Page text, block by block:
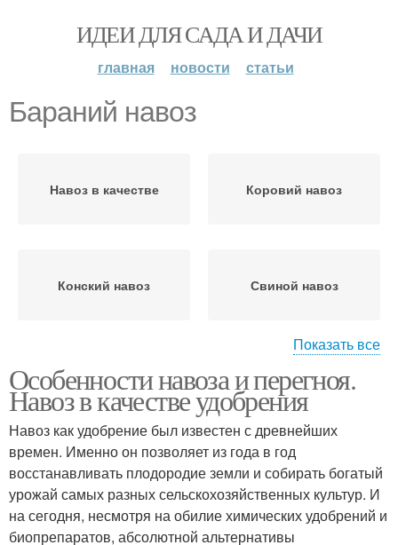
ИДЕИ ДЛЯ САДА И ДАЧИ
главная новости статьи
Бараний навоз
Навоз в качестве Коровий навоз
Конский навоз Свиной навоз
Овечий навоз Навоз для агрокультур
Кроликовый навоз Козий навоз
Показать все
Особенности навоза и перегноя.
Навоз в качестве удобрения
Навоз как удобрение был известен с древнейших
времен. Именно он позволяет из года в год
восстанавливать плодородие земли и собирать богатый
урожай самых разных сельскохозяйственных культур. И
на сегодня, несмотря на обилие химических удобрений и
биопрепаратов, абсолютной альтернативы